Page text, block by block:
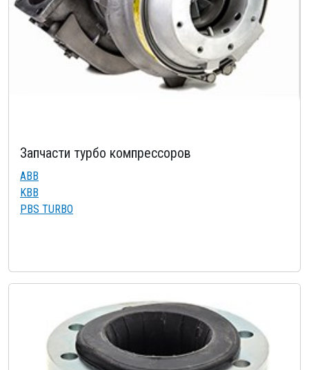
Запчасти турбо компрессоров
ABB
KBB
PBS TURBO